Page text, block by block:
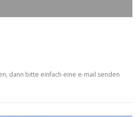
dann bitte einfach eine e-mail senden